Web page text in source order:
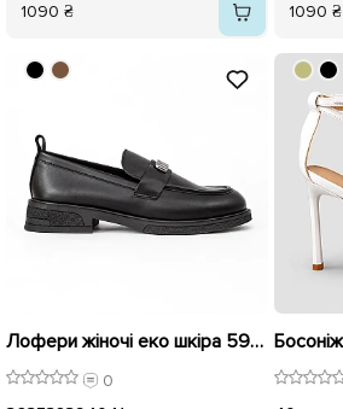
1090 ₴ 1090 ₴
Лофери жіночі еко шкіра 595933 Чорні
0